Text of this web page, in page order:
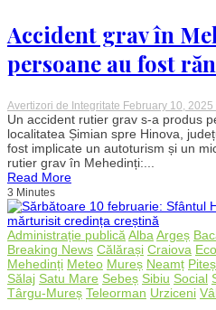
Accident grav în
persoane au fost
Avertizori de Integritate February 10, 2025
Un accident rutier grav s-a produs
localitatea Șimian spre Hinova,
fost implicate un autoturism și un
rutier grav în Mehedinți:...
Read More
3 Minutes
Administrație publicăAlbaArgeș
Breaking News Călărași Craiova
Mehedinți Meteo Mureș Neamț
Sălaj Satu Mare Sebeș Sibiu Social
Târgu-Mureș Teleorman Urziceni